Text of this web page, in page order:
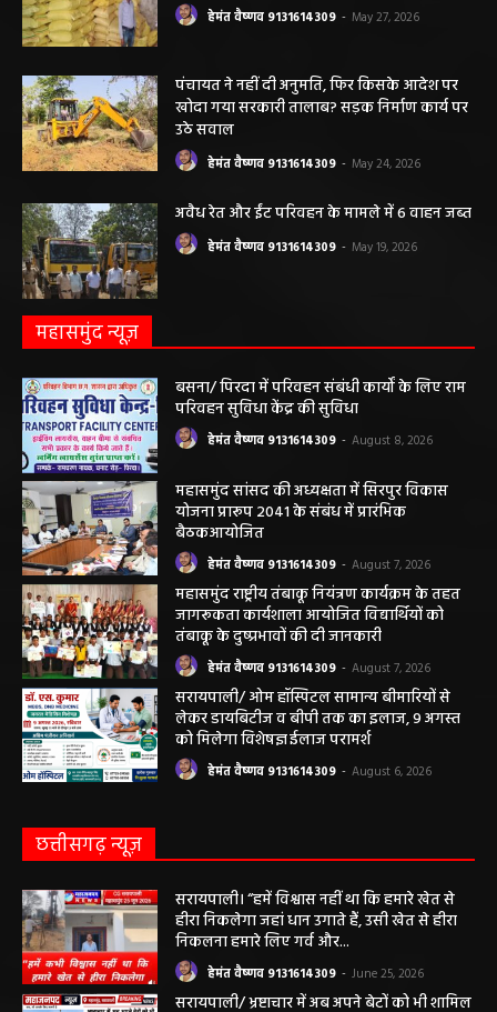
लाइसेंस निलंबित
पंचायत ने नहीं दी अनुमति, फिर किसके आदेश पर
खोदा गया सरकारी तालाब? सड़क निर्माण कार्य पर
उठे सवाल
अवैध रेत और ईंट परिवहन के मामले में 6 वाहन जब्त
महासमुंद न्यूज़
बसना/ पिरदा में परिवहन संबंधी कार्यों के लिए राम
परिवहन सुविधा केंद्र की सुविधा
महासमुंद सांसद की अध्यक्षता में सिरपुर विकास
योजना प्रारूप 2041 के संबंध में प्रारंभिक
बैठकआयोजित
हेमंत वैष्णव 9131614309 - August 7, 2026
महासमुंद राष्ट्रीय तंबाकू नियंत्रण कार्यक्रम के तहत
जागरूकता कार्यशाला आयोजित विद्यार्थियों को
तंबाकू के दुष्प्रभावों की दी जानकारी
हेमंत वैष्णव 9131614309 - August 7, 2026
सरायपाली/ ओम हॉस्पिटल सामान्य बीमारियों से
लेकर डायबिटीज व बीपी तक का इलाज, 9 अगस्त
को मिलेगा विशेषज्ञ ईलाज परामर्श
छत्तीसगढ़ न्यूज़
सरायपाली। “हमें विश्वास नहीं था कि हमारे खेत से
हीरा निकलेगा जहां धान उगाते हैं, उसी खेत से हीरा
निकलना हमारे लिए गर्व और...
हेमंत वैष्णव 9131614309 - June 25, 2026